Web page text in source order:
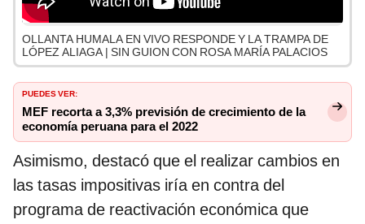
OLLANTA HUMALA EN VIVO RESPONDE Y LA TRAMPA DE
LÓPEZ ALIAGA | SIN GUION CON ROSA MARÍA PALACIOS
PUEDES VER:
MEF recorta a 3,3% previsión de crecimiento de la
economía peruana para el 2022
Asimismo, destacó que el realizar cambios en
las tasas impositivas iría en contra del
programa de reactivación económica que